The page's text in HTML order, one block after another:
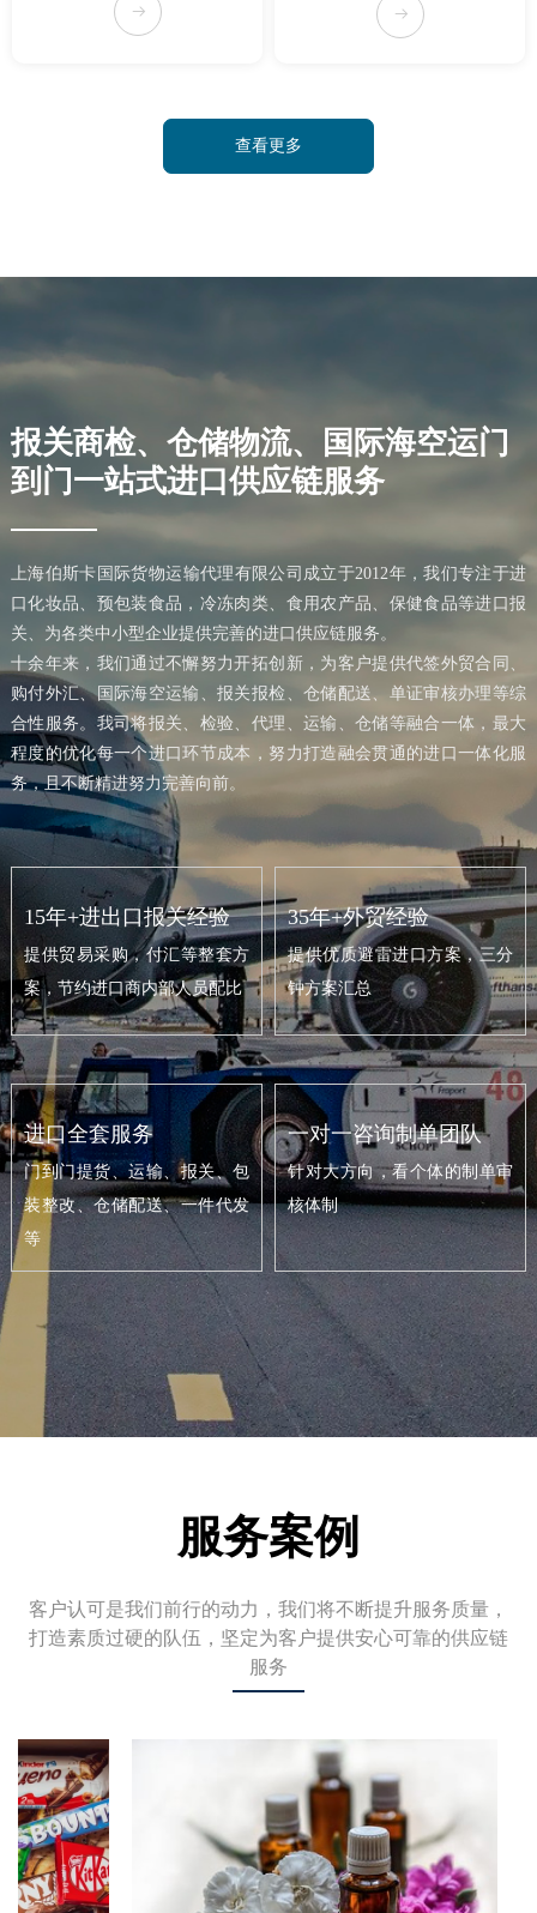
뀠 뀠
查看更多
15年+进出口报关经验
提供贸易采购，付汇等整套方
案，节约进口商内部人员配比
35年+外贸经验
提供优质避雷进口方案，三分
钟方案汇总
进口全套服务
门到门提货、运输、报关、包
装整改、仓储配送、一件代发
等
一对一咨询制单团队
针对大方向，看个体的制单审
核体制
上海伯斯卡国际货物运输代理有限公司成立于2012年，我们专注于进
口化妆品、预包装食品，冷冻肉类、食用农产品、保健食品等进口报
关、为各类中小型企业提供完善的进口供应链服务。
十余年来，我们通过不懈努力开拓创新，为客户提供代签外贸合同、
购付外汇、国际海空运输、报关报检、仓储配送、单证审核办理等综
合性服务。我司将报关、检验、代理、运输、仓储等融合一体，最大
程度的优化每一个进口环节成本，努力打造融会贯通的进口一体化服
务，且不断精进努力完善向前。
报关商检、仓储物流、国际海空运门
到门一站式进口供应链服务
服务案例
客户认可是我们前行的动力，我们将不断提升服务质量，
打造素质过硬的队伍，坚定为客户提供安心可靠的供应链
服务